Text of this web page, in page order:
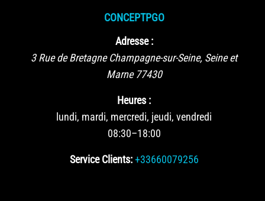
CONCEPTPGO
Adresse :
3 Rue de Bretagne Champagne-sur-Seine, Seine et
Marne 77430
Heures :
lundi, mardi, mercredi, jeudi, vendredi
08:30–18:00
Service Clients: +33660079256